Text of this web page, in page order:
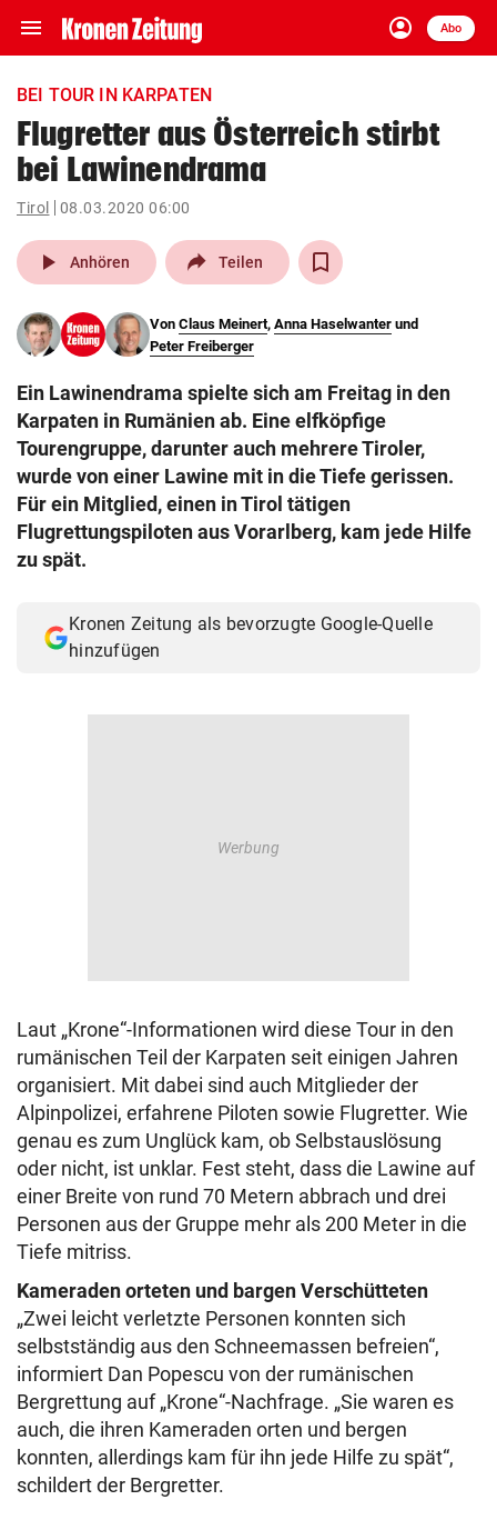
menu Navigation
ein-/ausklappen
account_circle
Anmelden
Abo
close Schließen
Abonnieren
account_circle Anmelden
pin_drop
Wien arrow_right
search
eingeben
© Krone Multimedia GmbH & Co KG 2026
Muthgasse 2, 1190 Wien
BEI TOUR IN KARPATEN
Flugretter aus Österreich stirbt
bei Lawinendrama
Tirol 08.03.2020 06:00
play_arrow Anhören Teilen
Von Claus Meinert, Anna Haselwanter und
Peter Freiberger
Ein Lawinendrama spielte sich am Freitag in den
Karpaten in Rumänien ab. Eine elfköpfige
Tourengruppe, darunter auch mehrere Tiroler,
wurde von einer Lawine mit in die Tiefe gerissen.
Für ein Mitglied, einen in Tirol tätigen
Flugrettungspiloten aus Vorarlberg, kam jede Hilfe
zu spät.
Kronen Zeitung als bevorzugte Google-Quelle
hinzufügen
Laut „Krone“-Informationen wird diese Tour in den
rumänischen Teil der Karpaten seit einigen Jahren
organisiert. Mit dabei sind auch Mitglieder der
Alpinpolizei, erfahrene Piloten sowie Flugretter. Wie
genau es zum Unglück kam, ob Selbstauslösung
oder nicht, ist unklar. Fest steht, dass die Lawine auf
einer Breite von rund 70 Metern abbrach und drei
Personen aus der Gruppe mehr als 200 Meter in die
Tiefe mitriss.
Kameraden orteten und bargen Verschütteten
„Zwei leicht verletzte Personen konnten sich
selbstständig aus den Schneemassen befreien“,
informiert Dan Popescu von der rumänischen
Bergrettung auf „Krone“-Nachfrage. „Sie waren es
auch, die ihren Kameraden orten und bergen
konnten, allerdings kam für ihn jede Hilfe zu spät“,
schildert der Bergretter.